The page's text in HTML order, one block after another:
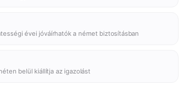
évei jóváírhatók a német biztosításban
belül kiállítja az igazolást